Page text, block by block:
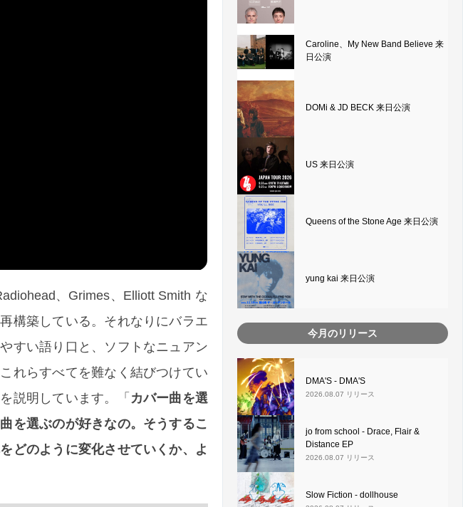
、Grimes、Elliott Smith な
構築している。それなりにバラエ
すい語り口と、ソフトなニュアン
れらすべてを難なく結びつけてい
説明しています。「 カバー曲を選
を選ぶのが好きなの。そうするこ
どのように変化させていくか、よ
Caroline、My New Band Believe 来
日公演
DOMi & JD BECK 来日公演
US 来日公演
Queens of the Stone Age 来日公演
yung kai 来日公演
今月のリリース
DMA'S - DMA'S
2026.08.07 リリース
jo from school - Drace, Flair &
Distance EP
2026.08.07 リリース
Slow Fiction - dollhouse